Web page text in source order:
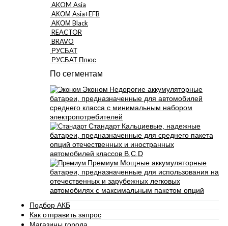
AKOM Asia
АКОМ Asia+EFB
АКОМ Black
REACTOR
BRAVO
РУСБАТ
РУСБАТ Плюс
По сегментам
Эконом Недорогие аккумуляторные
батареи, предназначенные для автомобилей
среднего класса с минимальным набором
электропотребителей
Стандарт Кальциевые, надежные
батареи, предназначенные для среднего пакета
опций отечественных и иностранных
автомобилей классов B,C,D
Премиум Мощные аккумуляторные
батареи, предназначенные для использования на
отечественных и зарубежных легковых
автомобилях с максимальным пакетом опций
Подбор АКБ
Как отправить запрос